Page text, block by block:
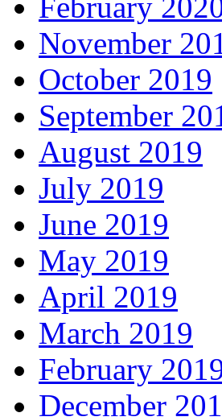
November
October 2019
September
August 2019
July 2019
June 2019
May 2019
April 2019
March 2019
February
December